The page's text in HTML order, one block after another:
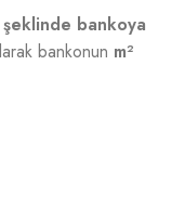
şeklinde bankoya
bankonun m²